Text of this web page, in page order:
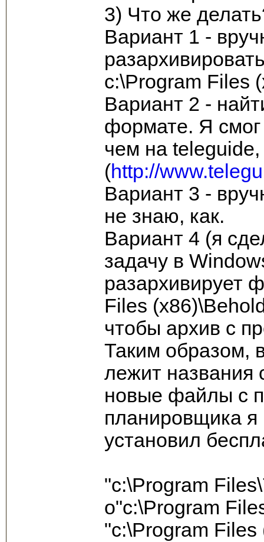
3) Что же
Вариант 1 -
c:\Program Files
Вариант 2 -
формате. Я
чем на teleguide,
(http://
Вариант 3 -
не знаю, как.
Вариант 4 (я
задачу в
разархивирует
Files
чтобы архив с
Таким образом,
лежит названия
новые файлы с
планировщика я
установил
"c:\Program
o"c:\Program
"c:\Program